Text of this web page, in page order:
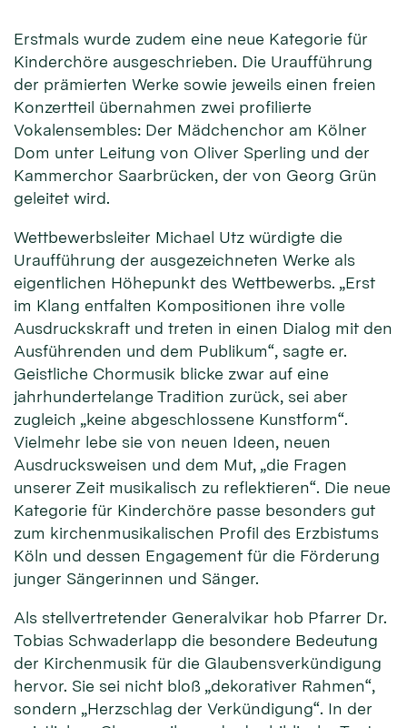
Erstmals wurde zudem eine neue Kategorie für
Kinderchöre ausgeschrieben. Die Uraufführung
der prämierten Werke sowie jeweils einen freien
Konzertteil übernahmen zwei profilierte
Vokalensembles: Der Mädchenchor am Kölner
Dom unter Leitung von Oliver Sperling und der
Kammerchor Saarbrücken, der von Georg Grün
geleitet wird.
Wettbewerbsleiter Michael Utz würdigte die
Uraufführung der ausgezeichneten Werke als
eigentlichen Höhepunkt des Wettbewerbs. „Erst
im Klang entfalten Kompositionen ihre volle
Ausdruckskraft und treten in einen Dialog mit den
Ausführenden und dem Publikum“, sagte er.
Geistliche Chormusik blicke zwar auf eine
jahrhundertelange Tradition zurück, sei aber
zugleich „keine abgeschlossene Kunstform“.
Vielmehr lebe sie von neuen Ideen, neuen
Ausdrucksweisen und dem Mut, „die Fragen
unserer Zeit musikalisch zu reflektieren“. Die neue
Kategorie für Kinderchöre passe besonders gut
zum kirchenmusikalischen Profil des Erzbistums
Köln und dessen Engagement für die Förderung
junger Sängerinnen und Sänger.
Als stellvertretender Generalvikar hob Pfarrer Dr.
Tobias Schwaderlapp die besondere Bedeutung
der Kirchenmusik für die Glaubensverkündigung
hervor. Sie sei nicht bloß „dekorativer Rahmen“,
sondern „Herzschlag der Verkündigung“. In der